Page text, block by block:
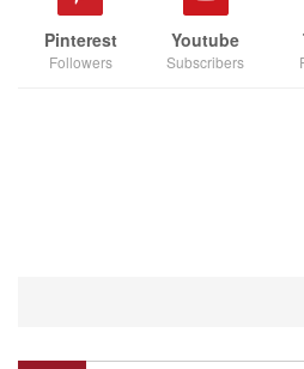
Youtube
Subscribers
Pinterest
Followers